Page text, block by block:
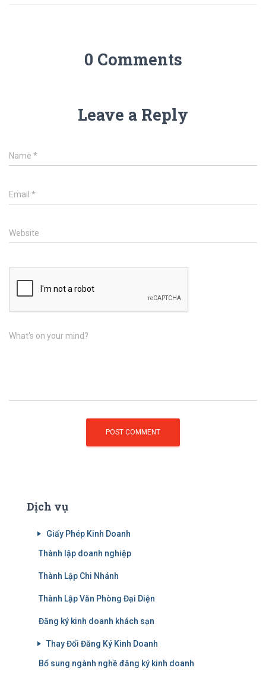
0 Comments
Leave a Reply
Name *
Email *
Website
What's on your mind?
Dịch vụ
Giấy Phép Kinh Doanh
Thành lập doanh nghiệp
Thành Lập Chi Nhánh
Thành Lập Văn Phòng Đại Diện
Đăng ký kinh doanh khách sạn
Thay Đổi Đăng Ký Kinh Doanh
Bổ sung ngành nghề đăng ký kinh doanh